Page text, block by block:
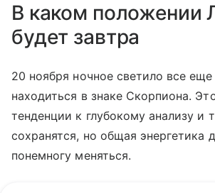
В каком положении
будет завтра
20 ноября ночное светило все еще
находиться в знаке Скорпиона.
тенденции к глубокому анализу и
сохранятся, но общая энергетика
понемногу меняться.